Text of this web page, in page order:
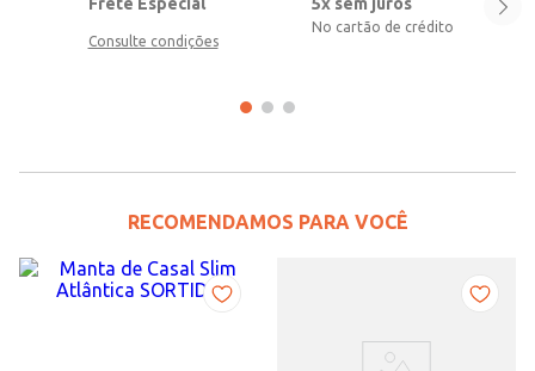
Consulte condições
No cartão de crédito
RECOMENDAMOS PARA VOCÊ